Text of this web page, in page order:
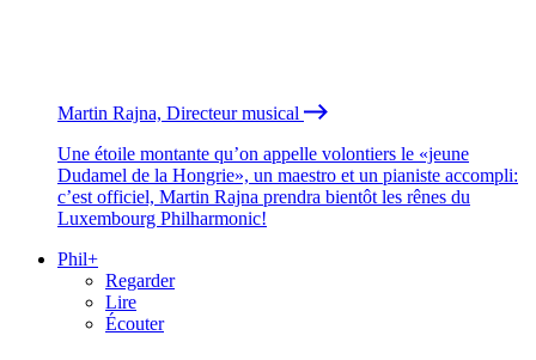
Martin Rajna, Directeur musical
Une étoile montante qu’on appelle volontiers le «jeune
Dudamel de la Hongrie», un maestro et un pianiste accompli:
c’est officiel, Martin Rajna prendra bientôt les rênes du
Luxembourg Philharmonic!
Phil+
Regarder
Lire
Écouter